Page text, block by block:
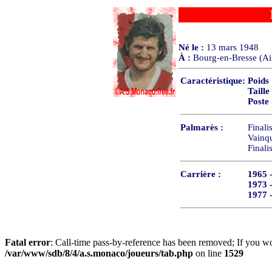
Né le : 13 mars 1948
À : Bourg-en-Bresse
Caractéristique:
Palmarès :
Carrière :
1965
1973
1977
Fatal error: Call-time pass-by-reference has been removed; If you
/var/www/sdb/8/4/a.s.monaco/joueurs/tab.php on line 1529